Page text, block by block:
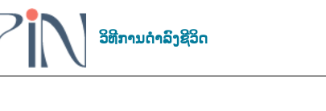
ວິທີການດຳລົງຊີວິດ